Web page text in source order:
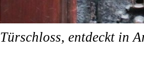
Türschloss, entdeckt in